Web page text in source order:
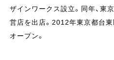
ザインワークス設立。同年、東
営店を出店。2012年東京都台
オープン。